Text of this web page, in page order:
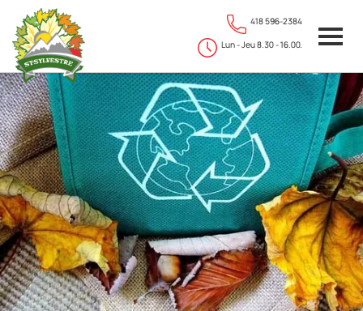
418 596-2384
Lun - Jeu 8.30 - 16.00.